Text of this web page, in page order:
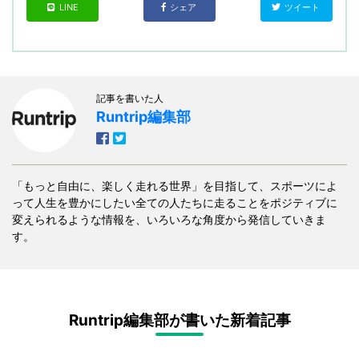
LINE シェア ツイート
記事を書いた人
Runtrip編集部
「もっと自由に、楽しく走れる世界」を目指して、スポーツによ
って人生を豊かにしたい全ての人たちに走ることをポジティブに
変えられるような情報を、いろいろな角度から発信していきま
す。
Runtrip編集部が書いた新着記事